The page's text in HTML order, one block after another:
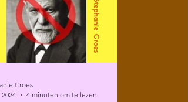
Croes
4 minuten om te lezen